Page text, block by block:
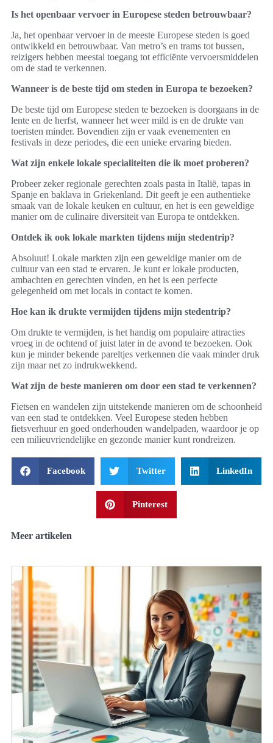
Is het openbaar vervoer in Europese steden betrouwbaar?
Ja, het openbaar vervoer in de meeste Europese steden is goed
ontwikkeld en betrouwbaar. Van metro’s en trams tot bussen,
reizigers hebben meestal toegang tot efficiënte vervoersmiddelen
om de stad te verkennen.
Wanneer is de beste tijd om steden in Europa te bezoeken?
De beste tijd om Europese steden te bezoeken is doorgaans in de
lente en de herfst, wanneer het weer mild is en de drukte van
toeristen minder. Bovendien zijn er vaak evenementen en
festivals in deze periodes, die een unieke ervaring bieden.
Wat zijn enkele lokale specialiteiten die ik moet proberen?
Probeer zeker regionale gerechten zoals pasta in Italië, tapas in
Spanje en baklava in Griekenland. Dit geeft je een authentieke
smaak van de lokale keuken en cultuur, en het is een geweldige
manier om de culinaire diversiteit van Europa te ontdekken.
Ontdek ik ook lokale markten tijdens mijn stedentrip?
Absoluut! Lokale markten zijn een geweldige manier om de
cultuur van een stad te ervaren. Je kunt er lokale producten,
ambachten en gerechten vinden, en het is een perfecte
gelegenheid om met locals in contact te komen.
Hoe kan ik drukte vermijden tijdens mijn stedentrip?
Om drukte te vermijden, is het handig om populaire attracties
vroeg in de ochtend of juist later in de avond te bezoeken. Ook
kun je minder bekende pareltjes verkennen die vaak minder druk
zijn maar net zo indrukwekkend.
Wat zijn de beste manieren om door een stad te verkennen?
Fietsen en wandelen zijn uitstekende manieren om de schoonheid
van een stad te ontdekken. Veel Europese steden hebben
fietsverhuur en goed onderhouden wandelpaden, waardoor je op
een milieuvriendelijke en gezonde manier kunt rondreizen.
Facebook Twitter LinkedIn
Pinterest
Meer artikelen